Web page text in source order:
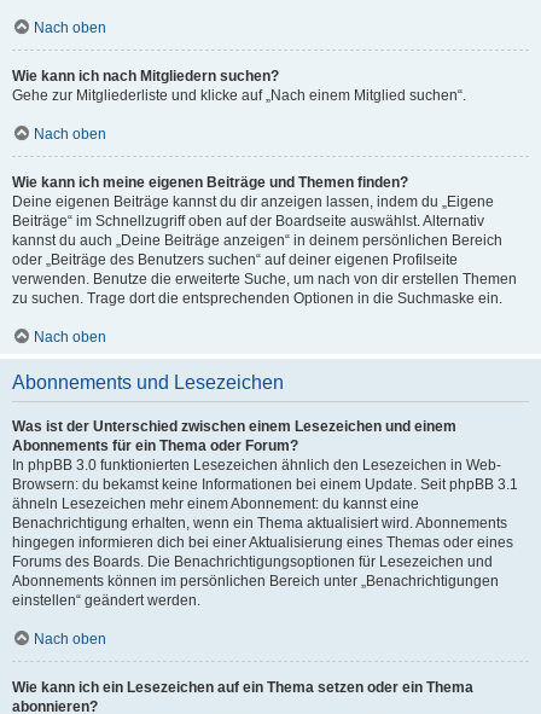
Nach oben
Wie kann ich nach Mitgliedern suchen?
Gehe zur Mitgliederliste und klicke auf „Nach einem Mitglied suchen“.
Nach oben
Wie kann ich meine eigenen Beiträge und Themen finden?
Deine eigenen Beiträge kannst du dir anzeigen lassen, indem du „Eigene
Beiträge“ im Schnellzugriff oben auf der Boardseite auswählst. Alternativ
kannst du auch „Deine Beiträge anzeigen“ in deinem persönlichen Bereich
oder „Beiträge des Benutzers suchen“ auf deiner eigenen Profilseite
verwenden. Benutze die erweiterte Suche, um nach von dir erstellen Themen
zu suchen. Trage dort die entsprechenden Optionen in die Suchmaske ein.
Nach oben
Abonnements und Lesezeichen
Was ist der Unterschied zwischen einem Lesezeichen und einem
Abonnements für ein Thema oder Forum?
In phpBB 3.0 funktionierten Lesezeichen ähnlich den Lesezeichen in Web-
Browsern: du bekamst keine Informationen bei einem Update. Seit phpBB 3.1
ähneln Lesezeichen mehr einem Abonnement: du kannst eine
Benachrichtigung erhalten, wenn ein Thema aktualisiert wird. Abonnements
hingegen informieren dich bei einer Aktualisierung eines Themas oder eines
Forums des Boards. Die Benachrichtigungsoptionen für Lesezeichen und
Abonnements können im persönlichen Bereich unter „Benachrichtigungen
einstellen“ geändert werden.
Nach oben
Wie kann ich ein Lesezeichen auf ein Thema setzen oder ein Thema
abonnieren?